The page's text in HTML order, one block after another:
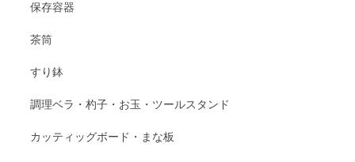
保存容器
茶筒
すり鉢
調理ベラ・杓子・お玉・ツールスタンド
カッティッグボード・まな板